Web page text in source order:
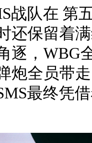
战队在 第
还保留着
逐，WBG
炮全员带
最终凭